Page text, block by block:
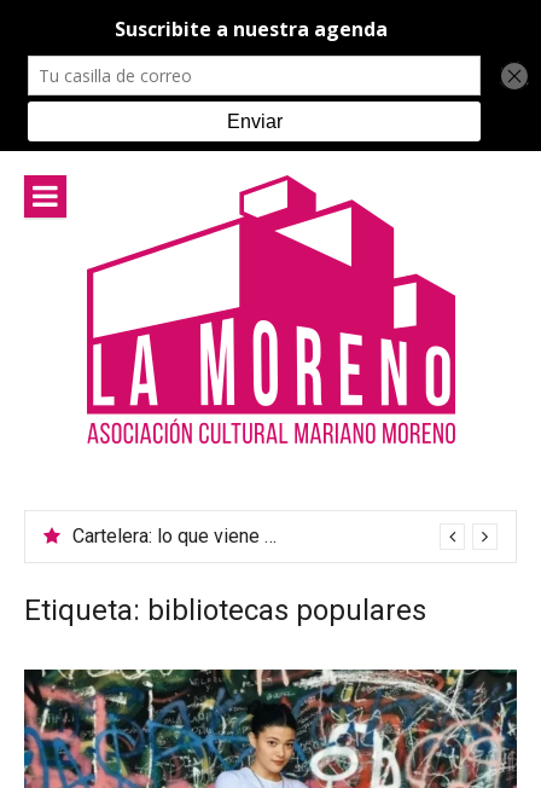
contenido
Cartelera: lo que viene en el teatro de La Moreno
Etiqueta: bibliotecas populares